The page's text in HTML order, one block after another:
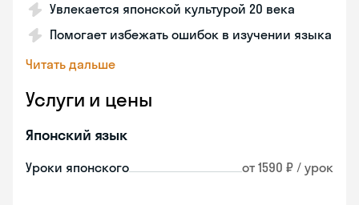
Увлекается японской культурой 20 века
Помогает избежать ошибок в изучении языка
Читать дальше
Услуги и цены
Японский язык
Уроки японского от 1590 ₽ / урок